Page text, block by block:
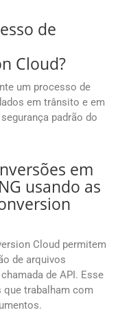
de
Cloud?
um processo de
em trânsito e em
padrão do
em
usando as
Cloud permitem
de arquivos
de API. Esse
trabalham com